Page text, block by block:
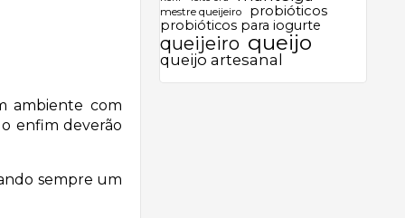
ambiente com
enfim deverão
sempre um
mestre queijeiro
probióticos
probióticos para iogurte
queijeiro queijo
queijo artesanal